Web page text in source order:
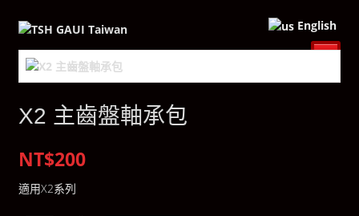
English
X2 主齒盤軸承包
NT$200
適用X2系列